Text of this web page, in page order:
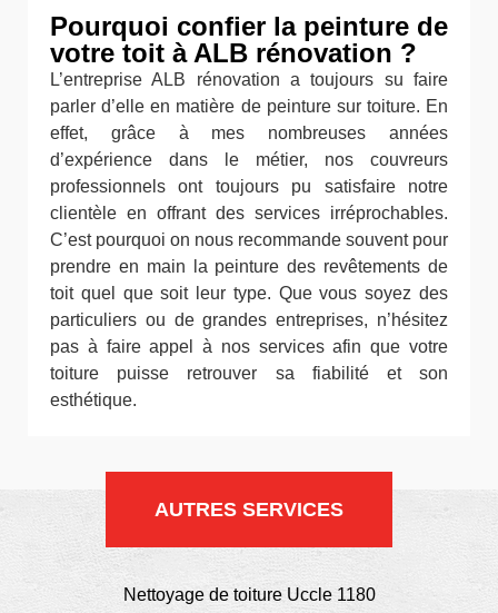
Pourquoi confier la peinture de
votre toit à ALB rénovation ?
L’entreprise ALB rénovation a toujours su faire
parler d’elle en matière de peinture sur toiture. En
effet, grâce à mes nombreuses années
d’expérience dans le métier, nos couvreurs
professionnels ont toujours pu satisfaire notre
clientèle en offrant des services irréprochables.
C’est pourquoi on nous recommande souvent pour
prendre en main la peinture des revêtements de
toit quel que soit leur type. Que vous soyez des
particuliers ou de grandes entreprises, n’hésitez
pas à faire appel à nos services afin que votre
toiture puisse retrouver sa fiabilité et son
esthétique.
AUTRES SERVICES
Nettoyage de toiture Uccle 1180